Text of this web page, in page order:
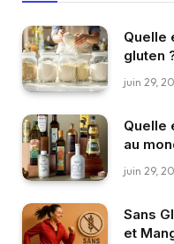
Quelle
gluten
juin 29,
Quelle
au
juin 29,
Sans
et